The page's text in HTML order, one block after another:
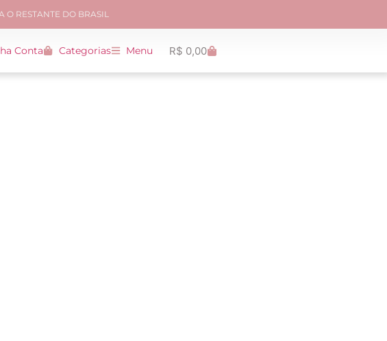
O RESTANTE DO BRASIL
Conta Categorias Menu R$ 0,00